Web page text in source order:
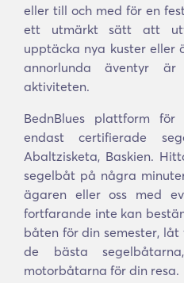
eller till och med för en
ett utmärkt sätt att
upptäcka nya kuster eller
annorlunda äventyr
aktiviteten.
BednBlues plattform för
endast certifierade
Abaltzisketa, Baskien.
segelbåt på några
ägaren eller oss med
fortfarande inte kan
båten för din semester,
de bästa
motorbåtarna för din resa.